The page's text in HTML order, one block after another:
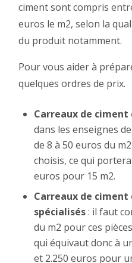
ciment sont compris
euros le m2, selon la
du produit notamment.
Pour vous aider à
quelques ordres de prix.
Carreaux de
dans les enseignes
de 8 à 50 euros du
choisis, ce qui
euros pour 15 m2.
Carreaux de
spécialisés: il faut
du m2 pour ces
qui équivaut donc à
et 2.250 euros pour